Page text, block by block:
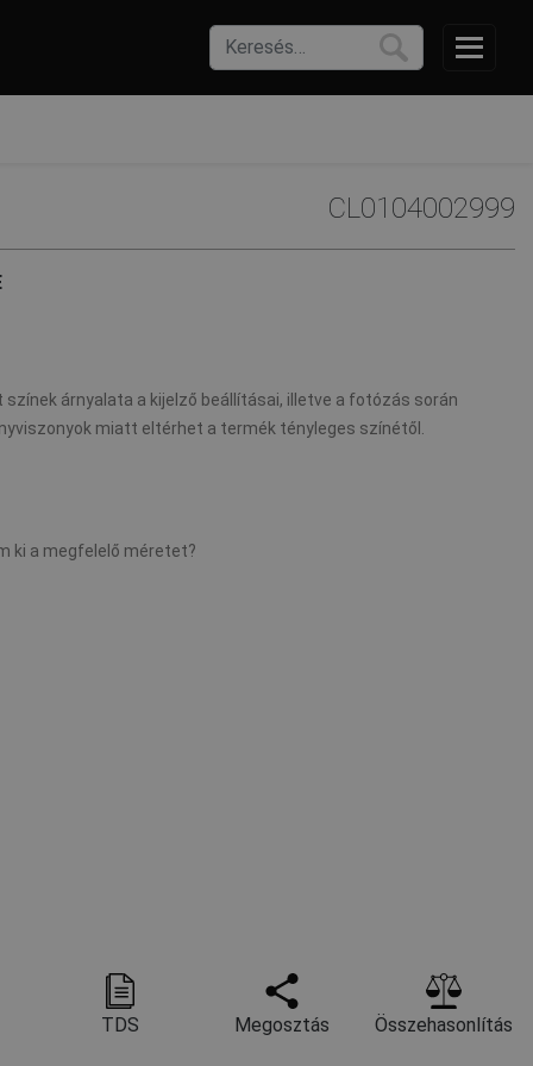
CL0104002999
árnyalata a kijelző beállításai, illetve a fotózás során
miatt eltérhet a termék tényleges színétől.
ki a megfelelő méretet?
TDS Megosztás Összehasonlítás